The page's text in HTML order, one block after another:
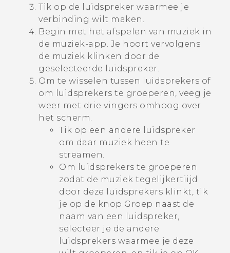
Tik op de luidspreker waarmee je
verbinding wilt maken.
Begin met het afspelen van muziek in
de muziek-app. Je hoort vervolgens
de muziek klinken door de
geselecteerde luidspreker.
Om te wisselen tussen luidsprekers of
om luidsprekers te groeperen, veeg je
weer met drie vingers omhoog over
het scherm.
Tik op een andere luidspreker
om daar muziek heen te
streamen.
Om luidsprekers te groeperen
zodat de muziek tegelijkertiijd
door deze luidsprekers klinkt, tik
je op de knop Groep naast de
naam van een luidspreker,
selecteer je de andere
luidsprekers waarmee je deze